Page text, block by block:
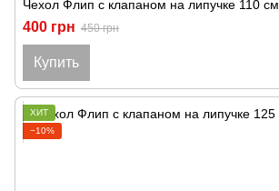
Чехол Флип с клапаном на липучке 110 см
400 грн 450 грн
Купить
ХИТ
−10%